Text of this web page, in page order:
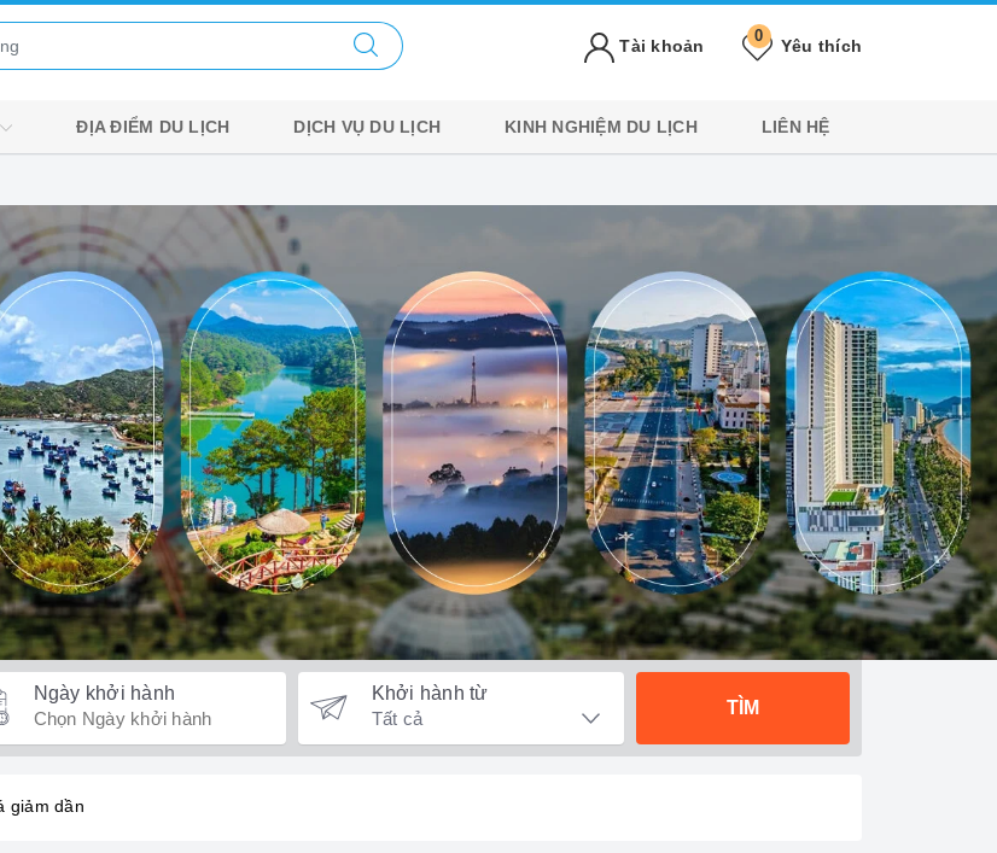
Yêu thích
0
Tài khoản
ĐỊA ĐIỂM DU LỊCH DỊCH VỤ DU LỊCH KINH NGHIỆM DU LỊCH LIÊN HỆ
Ngày khởi hành Khởi hành từ
TÌM
giảm dần